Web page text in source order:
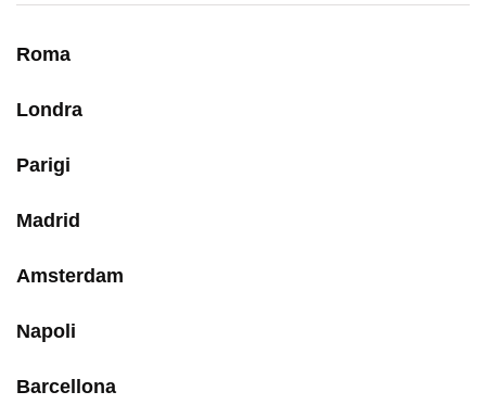
Roma
Londra
Parigi
Madrid
Amsterdam
Napoli
Barcellona